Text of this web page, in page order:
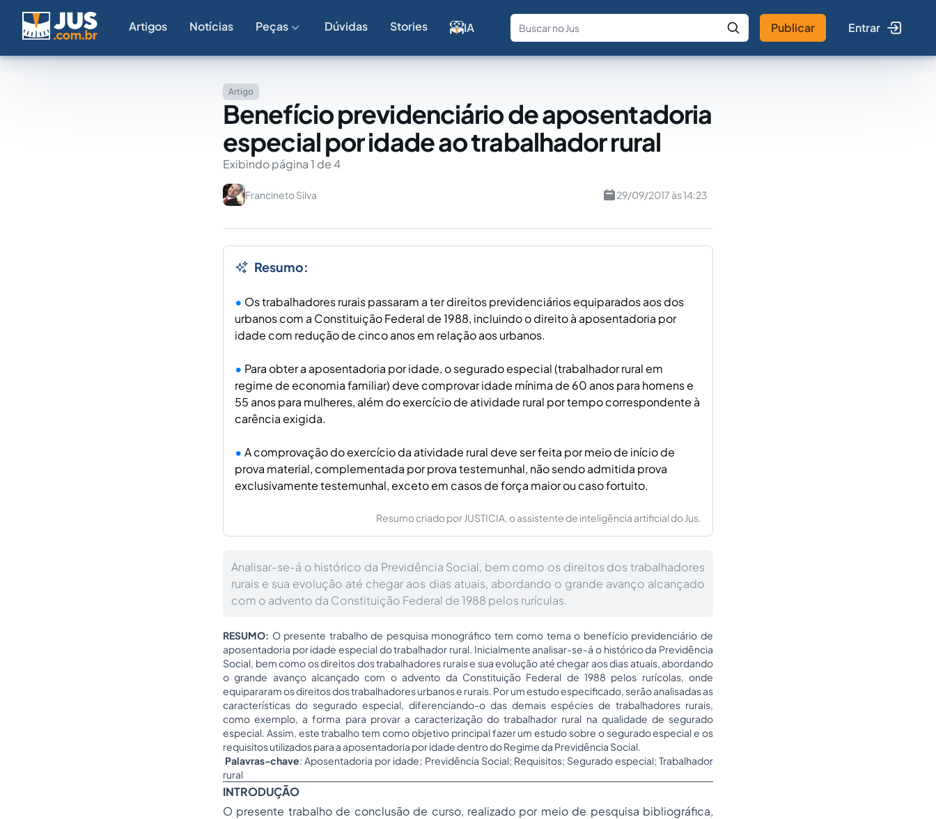
Artigos Notícias Peças Dúvidas Stories IA
Fale com a IA Buscar no Jus
Publicar Entrar
Artigo
Benefício previdenciário de aposentadoria
especial por idade ao trabalhador rural
Exibindo página 1 de 4
Francineto Silva 29/09/2017 às 14:23
Resumo:
Os trabalhadores rurais passaram a ter direitos previdenciários equiparados aos dos
urbanos com a Constituição Federal de 1988, incluindo o direito à aposentadoria por
idade com redução de cinco anos em relação aos urbanos.
Para obter a aposentadoria por idade, o segurado especial (trabalhador rural em
regime de economia familiar) deve comprovar idade mínima de 60 anos para homens e
55 anos para mulheres, além do exercício de atividade rural por tempo correspondente à
carência exigida.
A comprovação do exercício da atividade rural deve ser feita por meio de início de
prova material, complementada por prova testemunhal, não sendo admitida prova
exclusivamente testemunhal, exceto em casos de força maior ou caso fortuito.
Resumo criado por JUSTICIA, o assistente de inteligência artificial do Jus.
Analisar-se-á o histórico da Previdência Social, bem como os direitos dos trabalhadores
rurais e sua evolução até chegar aos dias atuais, abordando o grande avanço alcançado
com o advento da Constituição Federal de 1988 pelos rurículas.
RESUMO: O presente trabalho de pesquisa monográfico tem como tema o benefício previdenciário de
aposentadoria por idade especial do trabalhador rural. Inicialmente analisar-se-á o histórico da Previdência
Social, bem como os direitos dos trabalhadores rurais e sua evolução até chegar aos dias atuais, abordando
o grande avanço alcançado com o advento da Constituição Federal de 1988 pelos rurícolas, onde
equipararam os direitos dos trabalhadores urbanos e rurais. Por um estudo especificado, serão analisadas as
características do segurado especial, diferenciando-o das demais espécies de trabalhadores rurais,
como exemplo, a forma para provar a caracterização do trabalhador rural na qualidade de segurado
especial. Assim, este trabalho tem como objetivo principal fazer um estudo sobre o segurado especial e os
requisitos utilizados para a aposentadoria por idade dentro do Regime da Previdência Social.
Palavras-chave: Aposentadoria por idade; Previdência Social; Requisitos; Segurado especial; Trabalhador
rural
INTRODUÇÃO
O presente trabalho de conclusão de curso, realizado por meio de pesquisa bibliográfica,